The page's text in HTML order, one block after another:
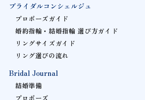
ブライダルコンシェルジュ
プロポーズガイド
婚約指輪・結婚指輪 選び方ガイド
リングサイズガイド
リング選びの流れ
Bridal Journal
結婚準備
プロポーズ